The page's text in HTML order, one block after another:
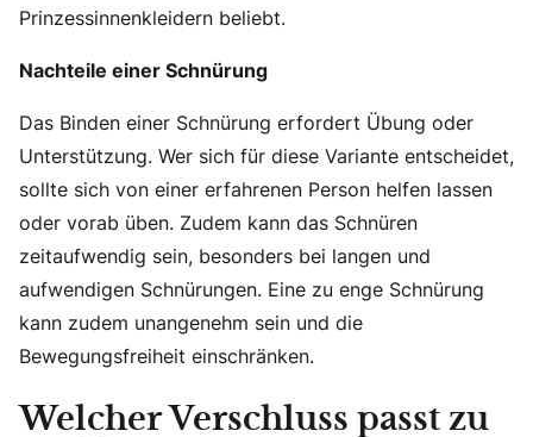
Prinzessinnenkleidern beliebt.
Nachteile einer Schnürung
Das Binden einer Schnürung erfordert Übung oder
Unterstützung. Wer sich für diese Variante entscheidet,
sollte sich von einer erfahrenen Person helfen lassen
oder vorab üben. Zudem kann das Schnüren
zeitaufwendig sein, besonders bei langen und
aufwendigen Schnürungen. Eine zu enge Schnürung
kann zudem unangenehm sein und die
Bewegungsfreiheit einschränken.
Welcher Verschluss passt zu